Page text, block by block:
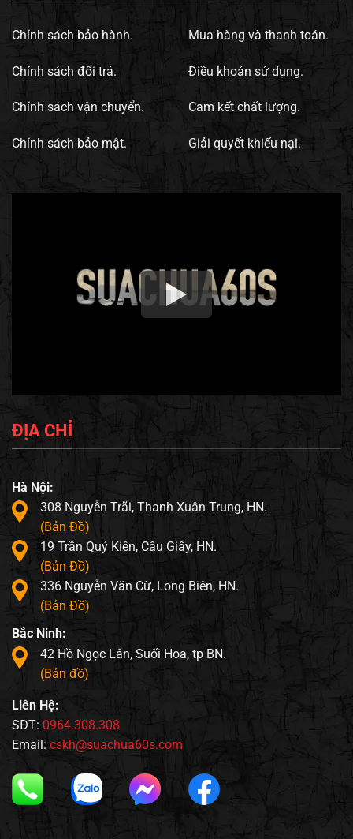
Chính sách bảo hành.
Chính sách đổi trả.
Chính sách vận chuyển.
Chính sách bảo mật.
Mua hàng và thanh toán.
Điều khoản sử dụng.
Cam kết chất lượng.
Giải quyết khiếu nại.
ĐỊA CHỈ
Hà Nội:
308 Nguyễn Trãi, Thanh Xuân Trung, HN.
(Bản Đồ)
19 Trần Quý Kiên, Cầu Giấy, HN.
(Bản Đồ)
336 Nguyễn Văn Cừ, Long Biên, HN.
(Bản Đồ)
Bắc Ninh:
42 Hồ Ngọc Lân, Suối Hoa, tp BN.
(Bản đồ)
Liên Hệ:
SĐT: 0964.308.308
Email: cskh@suachua60s.com